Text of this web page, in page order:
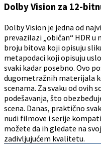
Dolby Vision za 12-
Dolby Vision je jedna od
prevazilazi „običan“ HDR
broju bitova koji opisuju
metapodaci koji opisuju
svaki kadar posebno. Ovo
dugometražnih materijala
scenama. Za svaku od ovih
podešavanja, što
scena. Danas, praktično
nudi filmove i serije
možete da ih gledate na
zadivljujućem kvalitetu.